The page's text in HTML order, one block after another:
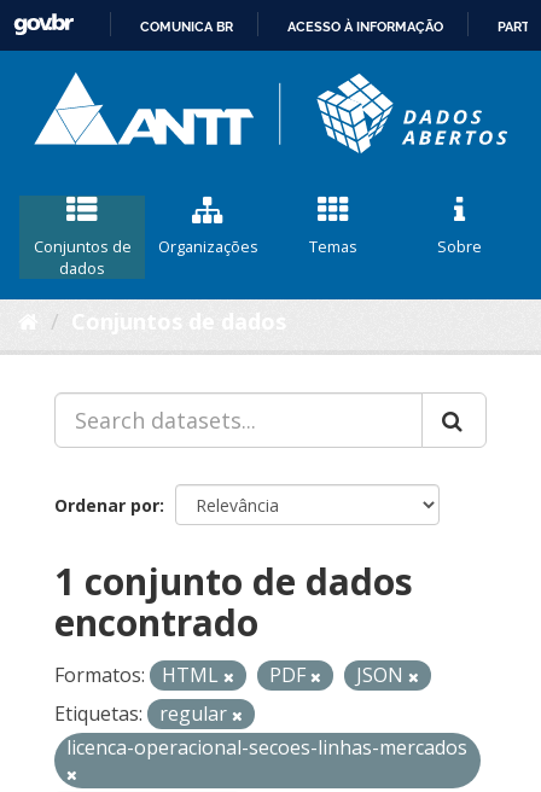
CONTEÚDO
COMUNICA BR ACESSO À INFORMAÇÃO
Conjuntos de
dados
Organizações Temas Sobre
Ordenar por
1 conjunto de dados
encontrado
Formatos: HTML PDF
JSON
Etiquetas:
regular
licenca-operacional-secoes-linhas-mercados